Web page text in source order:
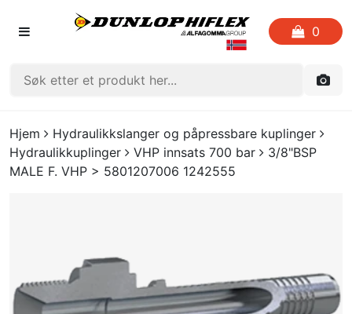
0
FORSIDEN
LISTE OVER FAVORITTER
UTGÅENDE VARE
Hjem
Hydraulikkslanger og påpressbare kuplinger
Hydraulikkuplinger
VHP innsats 700 bar
3/8"BSP
MALE F. VHP > 5801207006 1242555